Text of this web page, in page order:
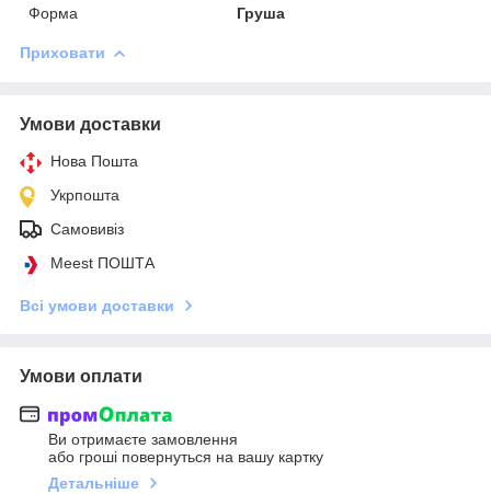
Форма
Груша
Приховати
Умови доставки
Нова Пошта
Укрпошта
Самовивіз
Meest ПОШТА
Всі умови доставки
Умови оплати
Ви отримаєте замовлення
або гроші повернуться на вашу картку
Детальніше